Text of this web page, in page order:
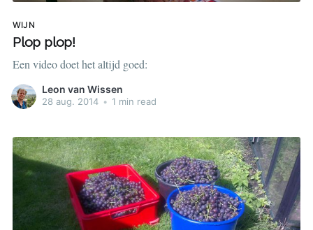
WIJN
Plop plop!
Een video doet het altijd goed:
Leon van Wissen
28 aug. 2014 • 1 min read